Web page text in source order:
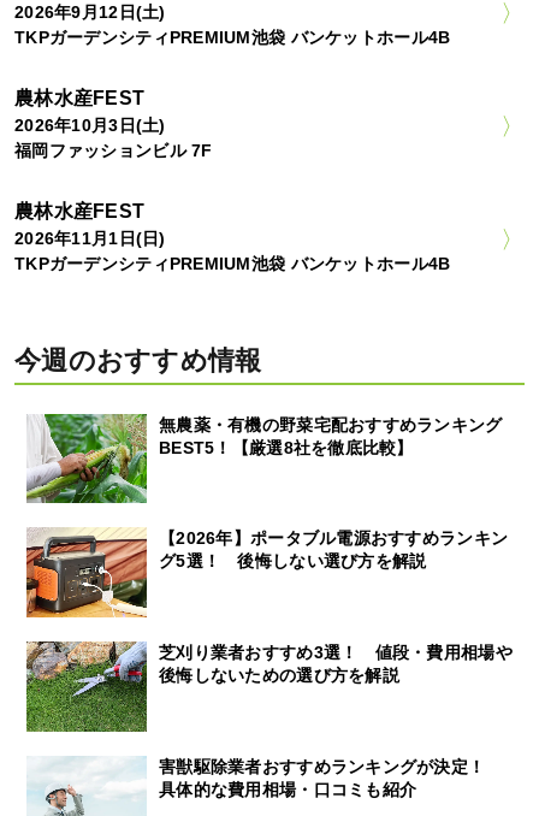
2026年9月12日(土)
TKPガーデンシティPREMIUM池袋 バンケットホール4B
農林水産FEST
2026年10月3日(土)
福岡ファッションビル 7F
農林水産FEST
2026年11月1日(日)
TKPガーデンシティPREMIUM池袋 バンケットホール4B
今週のおすすめ情報
無農薬・有機の野菜宅配おすすめランキング
BEST5！【厳選8社を徹底比較】
【2026年】ポータブル電源おすすめランキン
グ5選！ 後悔しない選び方を解説
芝刈り業者おすすめ3選！ 値段・費用相場や
後悔しないための選び方を解説
害獣駆除業者おすすめランキングが決定！
具体的な費用相場・口コミも紹介